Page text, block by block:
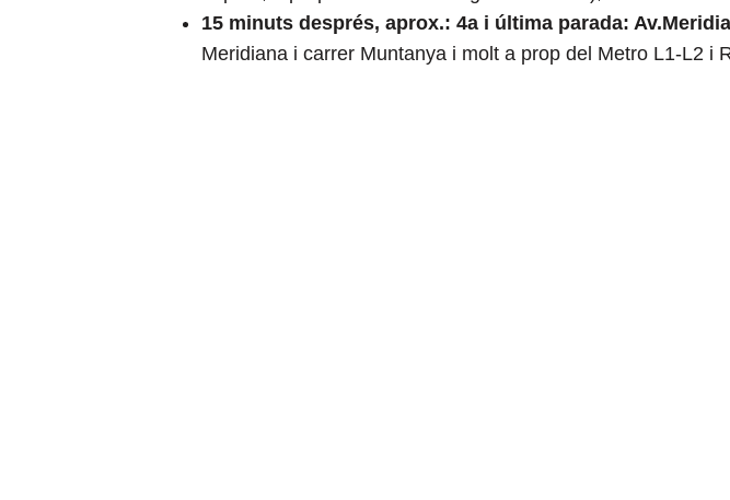
15 minuts després, aprox.: 4a i última parada:
Meridiana i carrer Muntanya i molt a prop del Metro L1-L2 i